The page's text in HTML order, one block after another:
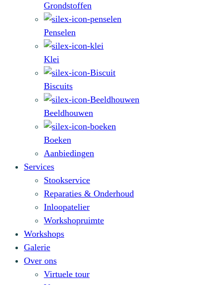
Grondstoffen
Penselen
Klei
Biscuits
Beeldhouwen
Boeken
Aanbiedingen
Services
Stookservice
Reparaties & Onderhoud
Inloopatelier
Workshopruimte
Workshops
Galerie
Over ons
Virtuele tour